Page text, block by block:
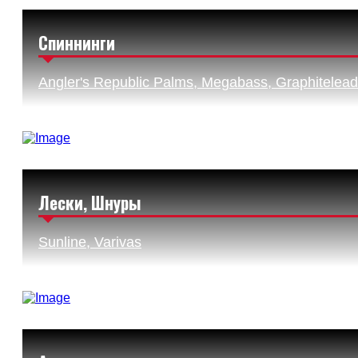
Спиннинги
Angler's Republic Palms, Megabass,
Лески, Шнуры
Sunline, Varivas